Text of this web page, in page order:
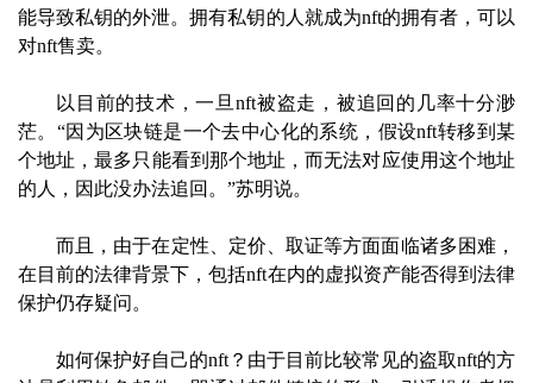
能导致私钥的外泄。拥有私钥的人就成为nft的拥有者，可以
对nft售卖。
以目前的技术，一旦nft被盗走，被追回的几率十分渺
茫。“因为区块链是一个去中心化的系统，假设nft转移到某
个地址，最多只能看到那个地址，而无法对应使用这个地址
的人，因此没办法追回。”苏明说。
而且，由于在定性、定价、取证等方面面临诸多困难，
在目前的法律背景下，包括nft在内的虚拟资产能否得到法律
保护仍存疑问。
如何保护好自己的nft？由于目前比较常见的盗取nft的方